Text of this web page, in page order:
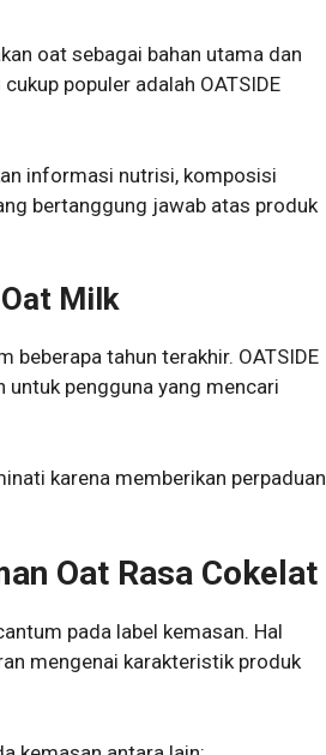
oat sebagai bahan utama dan
populer adalah OATSIDE
informasi nutrisi, komposisi
bertanggung jawab atas produk
Milk
beberapa tahun terakhir. OATSIDE
pengguna yang mencari
karena memberikan perpaduan
Oat Rasa Cokelat
pada label kemasan. Hal
mengenai karakteristik produk